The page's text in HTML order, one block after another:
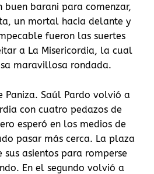
buen barani para comenzar,
un mortal hacia delante y
fueron las suertes
a La Misericordia, la cual
maravillosa rondada.
Saúl Pardo volvió a
con cuatro pedazos de
esperó en los medios de
pasar más cerca. La plaza
asientos para romperse
En el segundo volvió a